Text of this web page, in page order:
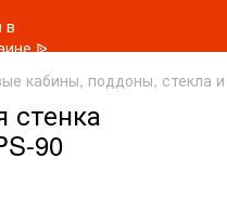
кабины, поддоны, стекла
стенка
90